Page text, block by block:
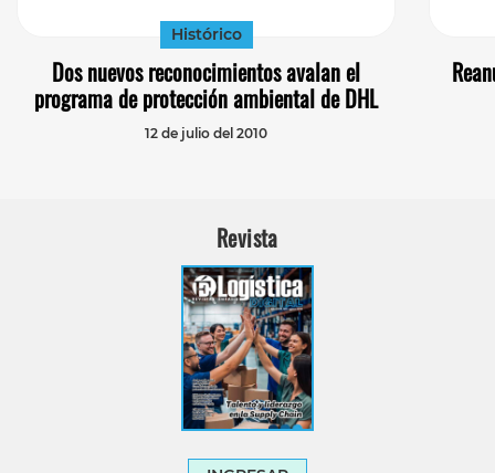
Histórico
Dos nuevos reconocimientos avalan el
programa de protección ambiental de DHL
12 de julio del 2010
Revista